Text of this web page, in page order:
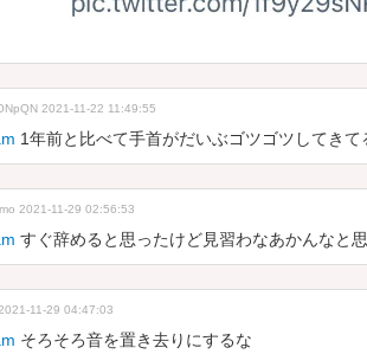
2021-11-22 11:49:55
1年前と比べて手首がだいぶゴツゴツしてきて
2021-11-29 02:56:53
すぐ辞めると思ったけど見習わなあかんなと
11-29 04:47:03
そろそろ音を置き去りにするな